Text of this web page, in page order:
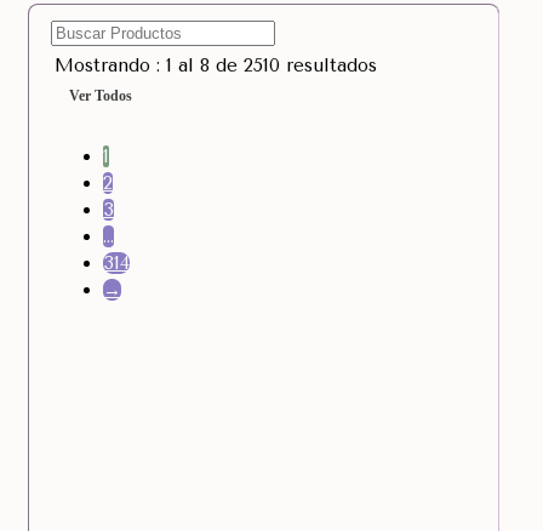
Mostrando : 1 al 8 de 2510 resultados
Ver Todos
1
2
3
…
314
→